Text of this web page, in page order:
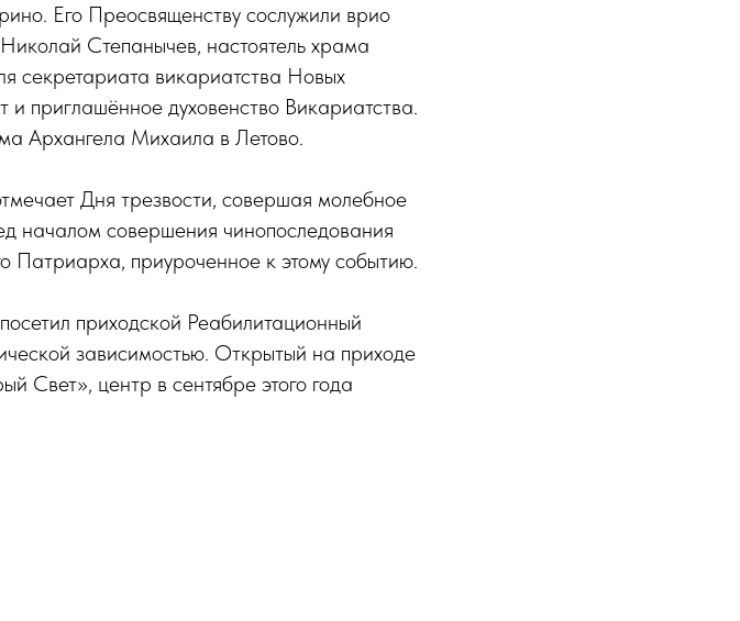
Его Преосвященству сослужили врио
Степанычев, настоятель храма
секретариата викариатства Новых
приглашённое духовенство Викариатства.
Архангела Михаила в Летово.
Дня трезвости, совершая молебное
началом совершения чинопоследования
Патриарха, приуроченное к этому событию.
приходской Реабилитационный
зависимостью. Открытый на приходе
Свет», центр в сентябре этого года